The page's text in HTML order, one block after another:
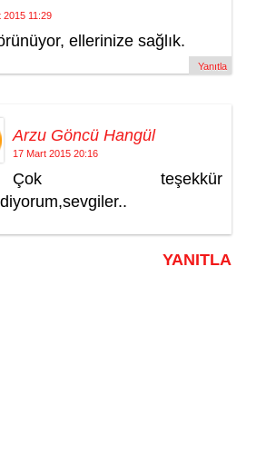
2015 11:29
ellerinize sağlık.
Yanıtla
Arzu Göncü Hangül
17 Mart 2015 20:16
Çok teşekkür
YANITLA